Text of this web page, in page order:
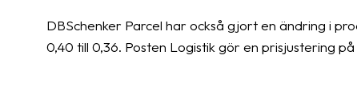
DBSchenker Parcel har också gjort en ändring i
0,40 till 0,36. Posten Logistik gör en prisjustering